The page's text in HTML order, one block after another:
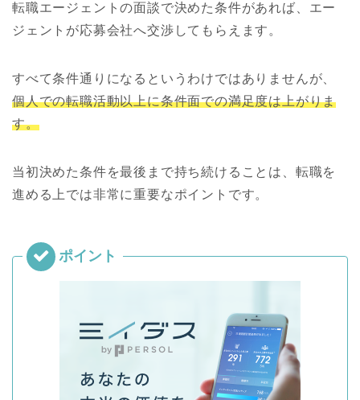
転職エージェントの面談で決めた条件があれば、エー
ジェントが応募会社へ交渉してもらえます。
すべて条件通りになるというわけではありませんが
個人での転職活動以上に条件面での満足度は上がりま
す。
当初決めた条件を最後まで持ち続けることは、転職を
進める上では非常に重要なポイントです。